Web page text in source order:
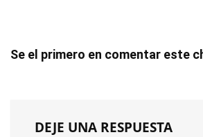
Se el primero en comentar este
DEJE UNA RESPUESTA